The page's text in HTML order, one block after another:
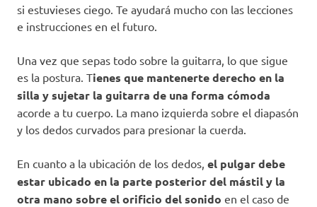
si estuvieses ciego. Te ayudará mucho con las lecciones
e instrucciones en el futuro.
Una vez que sepas todo sobre la guitarra, lo que sigue
es la postura. Tienes que mantenerte derecho en la
silla y sujetar la guitarra de una forma cómoda
acorde a tu cuerpo. La mano izquierda sobre el diapasón
y los dedos curvados para presionar la cuerda.
En cuanto a la ubicación de los dedos, el pulgar debe
estar ubicado en la parte posterior del mástil y la
otra mano sobre el orificio del sonido en el caso de